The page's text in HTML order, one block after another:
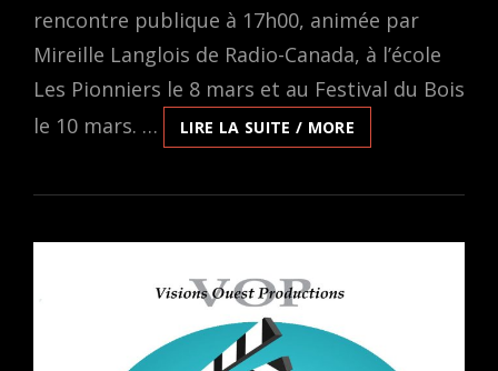
rencontre publique à 17h00, animée par
Mireille Langlois de Radio-Canada, à l’école
Les Pionniers le 8 mars et au Festival du Bois
le 10 mars. …
LIRE LA SUITE / MORE
RICHARD
LA
ST-
DU